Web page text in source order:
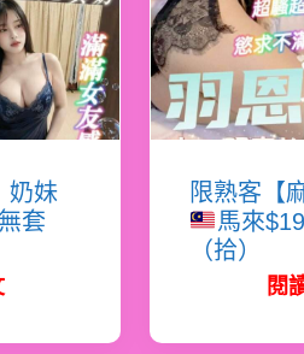
奶妹
套
限熟客【
馬來
（拾）
閱